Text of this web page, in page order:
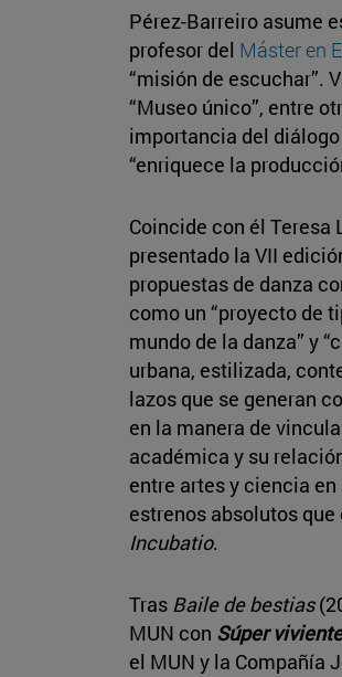
Pérez-Barreiro asume
profesor del Máster en
“misión de escuchar”.
“Museo único”, entre
importancia del
“enriquece la
Coincide con él
presentado la VII
propuestas de danza
como un “proyecto de
mundo de la danza” y
urbana, estilizada,
lazos que se generan
en la manera de
académica y su
entre artes y ciencia
estrenos absolutos
Incubatio.
Tras Baile de bestias
MUN con Súper
el MUN y la Compañía